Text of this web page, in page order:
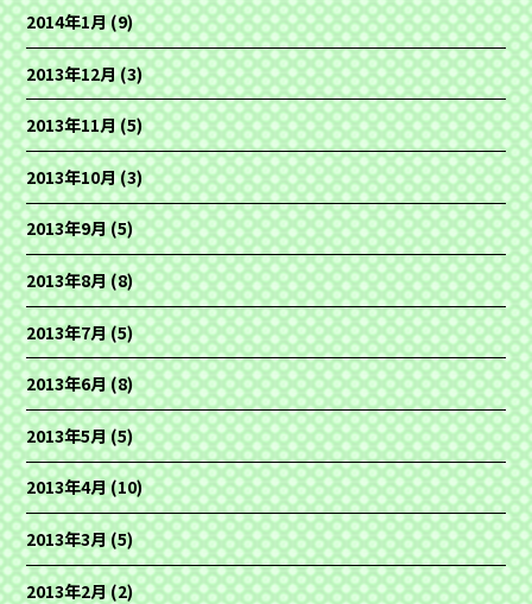
2014年1月(9)
2013年12月(3)
2013年11月(5)
2013年10月(3)
2013年9月(5)
2013年8月(8)
2013年7月(5)
2013年6月(8)
2013年5月(5)
2013年4月(10)
2013年3月(5)
2013年2月(2)